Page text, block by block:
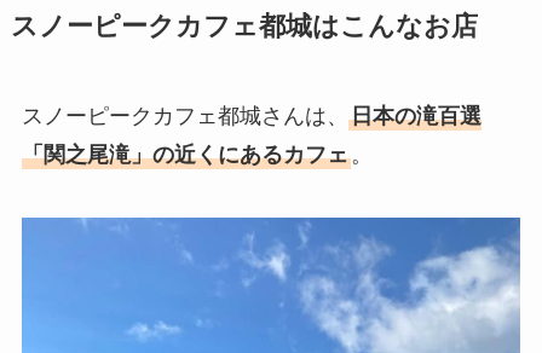
スノーピークカフェ都城はこんなお店
スノーピークカフェ都城さんは、 日本の滝百選
「関之尾滝」の近くにあるカフェ。